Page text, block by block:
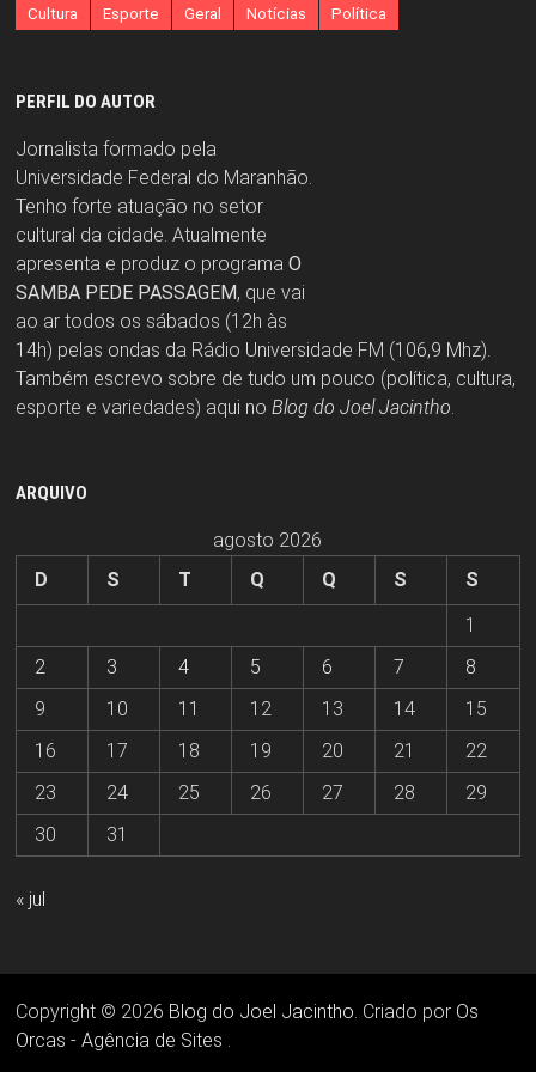
Cultura Esporte Geral Notícias Política
PERFIL DO AUTOR
Jornalista formado pela
Universidade Federal do Maranhão.
Tenho forte atuação no setor
cultural da cidade. Atualmente
apresenta e produz o programa O
SAMBA PEDE PASSAGEM, que vai
ao ar todos os sábados (12h às
14h) pelas ondas da Rádio Universidade FM (106,9 Mhz).
Também escrevo sobre de tudo um pouco (política, cultura,
esporte e variedades) aqui no Blog do Joel Jacintho.
ARQUIVO
agosto 2026
D
S T Q Q S
S
1
2
3 4 5 6 7
8
9
10 11 12 13 14
15
16
17 18 19 20 21
22
23
24 25 26 27 28
29
30
31
« jul
Copyright © 2026 Blog do Joel Jacintho. Criado por Os
Orcas - Agência de Sites .